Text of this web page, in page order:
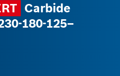
Carbide
180-125–